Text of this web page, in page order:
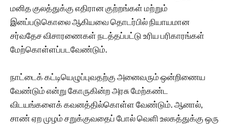
மனித குலத்துக்கு எதிரான குற்றங்கள் மற்றும்
இனப்படுகொலை ஆகியவை தொடர்பில் நியாயமான
சர்வதேச விசாரணைகள் நடத்தப்பட்டு உரிய பரிகாரங்கள்
மேற்கொள்ளப்படவேண்டும்.
நாட்டைக் கட்டியெழுப்புவதற்கு அனைவரும் ஒன்றிணைய
வேண்டும் என்று கோருகின்ற அரசு மேற்கண்ட
விடயங்களைக் கவனத்தில்கொள்ள வேண்டும். ஆனால்,
சாண் ஏற முழம் சறுக்குவதைப் போல் வெளி உலகத்துக்கு ஒரு